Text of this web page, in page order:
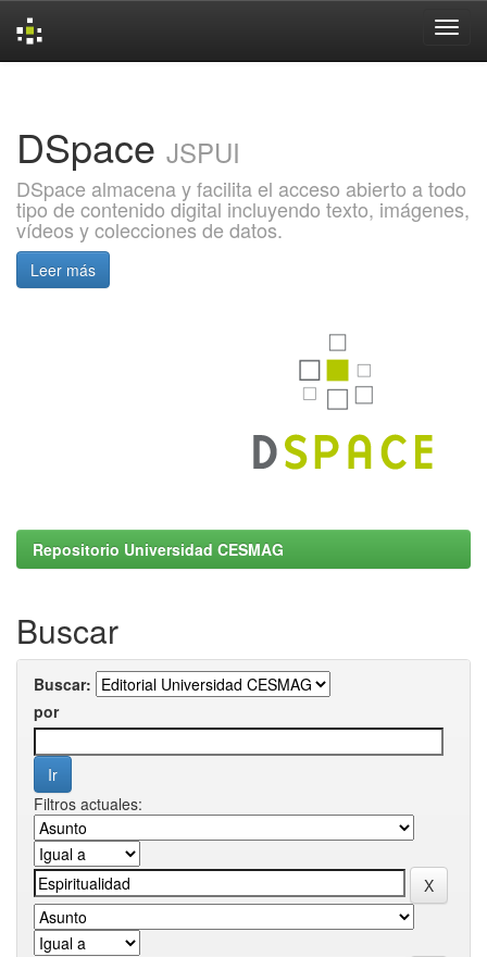
DSpace JSPUI
DSpace almacena y facilita el acceso abierto a todo
tipo de contenido digital incluyendo texto, imágenes,
vídeos y colecciones de datos.
Leer más
Repositorio Universidad CESMAG
Buscar
Buscar:
por
Filtros actuales: